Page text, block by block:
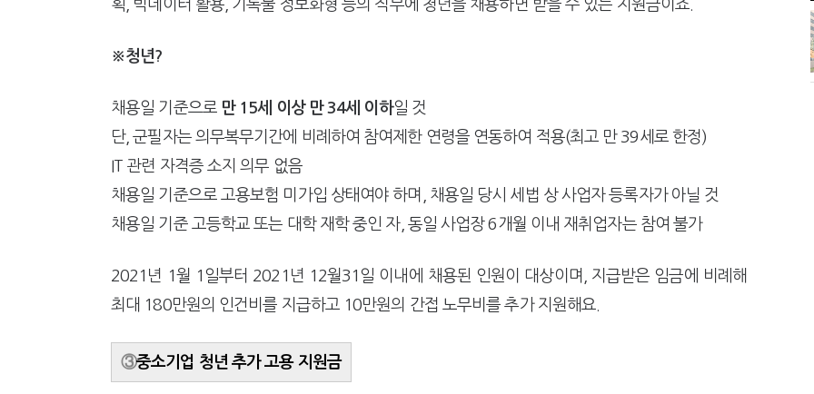
획, 빅데이터 활용, 기록물 정보화형 등의 직무에 청년을 채용하면 받을 수 있는 지원금이죠.
※청년?
채용일 기준으로 만 15세 이상 만 34세 이하일 것
단, 군필자는 의무복무기간에 비례하여 참여제한 연령을 연동하여 적용(최고 만 39세로 한정)
IT 관련 자격증 소지 의무 없음
채용일 기준으로 고용보험 미가입 상태여야 하며, 채용일 당시 세법 상 사업자 등록자가 아닐 것
채용일 기준 고등학교 또는 대학 재학 중인 자, 동일 사업장 6개월 이내 재취업자는 참여 불가
2021년 1월 1일부터 2021년 12월31일 이내에 채용된 인원이 대상이며, 지급받은 임금에 비례해
최대 180만원의 인건비를 지급하고 10만원의 간접 노무비를 추가 지원해요.
③중소기업 청년 추가 고용 지원금